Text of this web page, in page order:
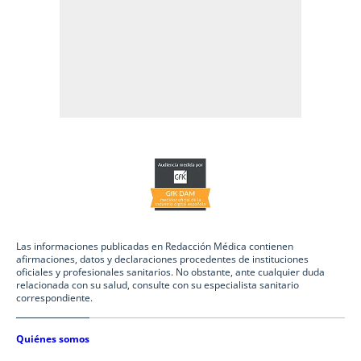
Las informaciones publicadas en Redacción Médica contienen
afirmaciones, datos y declaraciones procedentes de instituciones
oficiales y profesionales sanitarios. No obstante, ante cualquier duda
relacionada con su salud, consulte con su especialista sanitario
correspondiente.
Quiénes somos